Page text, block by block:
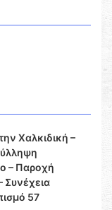
Χαλκιδική –
– Παροχή
Συνέχεια
57